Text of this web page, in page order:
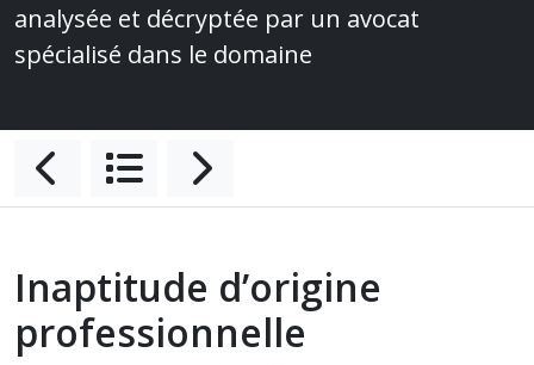
analysée et décryptée par un avocat
spécialisé dans le domaine
Inaptitude d’origine
professionnelle